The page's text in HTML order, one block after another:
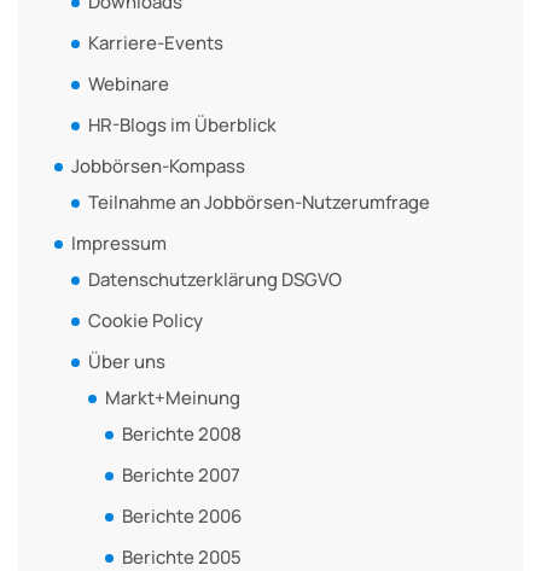
Karriere-Events
Webinare
HR-Blogs im Überblick
Jobbörsen-Kompass
Teilnahme an Jobbörsen-Nutzerumfrage
Impressum
Datenschutzerklärung DSGVO
Cookie Policy
Über uns
Markt+Meinung
Berichte 2008
Berichte 2007
Berichte 2006
Berichte 2005